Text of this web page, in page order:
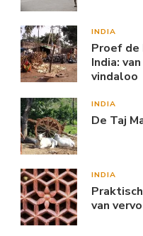
INDIA
Proef de
India:
vindaloo
INDIA
De Taj
INDIA
van